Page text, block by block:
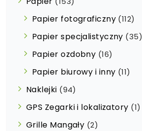
Papier fotograficzny (112)
Papier specjalistyczny (35)
Papier ozdobny (16)
Papier biurowy i inny (11)
Naklejki (94)
GPS Zegarki i lokalizatory (1)
Grille Mangały (2)